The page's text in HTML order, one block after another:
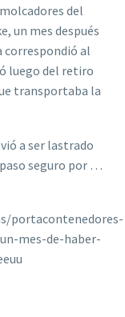
del
un mes después
correspondió al
luego del retiro
transportaba la
a ser lastrado
seguro por …
portacontenedores-
mes-de-haber-